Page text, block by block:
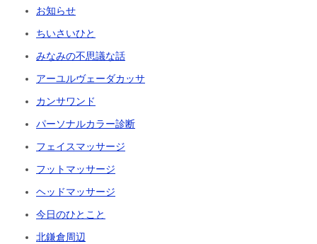
お知らせ
ちいさいひと
みなみの不思議な話
アーユルヴェーダカッサ
カンサワンド
パーソナルカラー診断
フェイスマッサージ
フットマッサージ
ヘッドマッサージ
今日のひとこと
北鎌倉周辺